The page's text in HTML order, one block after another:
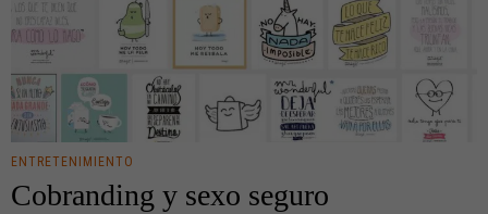
ENTRETENIMIENTO
Cobranding y sexo seguro